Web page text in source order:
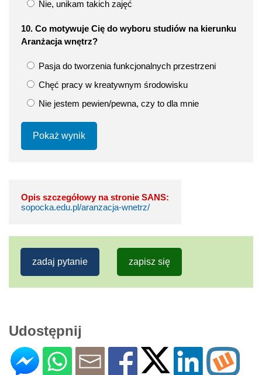
Nie, unikam takich zajęć
10. Co motywuje Cię do wyboru studiów na kierunku
Aranżacja wnętrz?
Pasja do tworzenia funkcjonalnych przestrzeni
Chęć pracy w kreatywnym środowisku
Nie jestem pewien/pewna, czy to dla mnie
Pokaż wynik
Opis szczegółowy na stronie SANS:
sopocka.edu.pl/aranzacja-wnetrz/
zadaj pytanie zapisz się
Udostępnij